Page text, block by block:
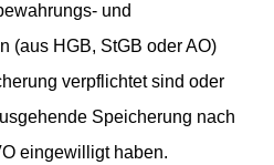
und
(aus HGB, StGB oder AO)
verpflichtet sind oder
Speicherung nach
eingewilligt haben.